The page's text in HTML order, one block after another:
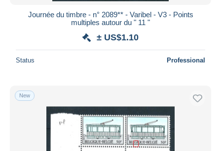
Journée du timbre - n° 2089** - Varibel - V3 - Points
multiples autour du " 11 "
± US$1.10
Status Professional
New